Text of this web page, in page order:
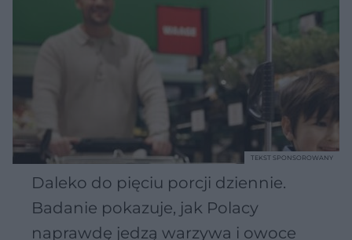
Daleko do pięciu porcji dziennie.
Badanie pokazuje, jak Polacy
naprawdę jedzą warzywa i owoce
TEKST SPONSOROWANY